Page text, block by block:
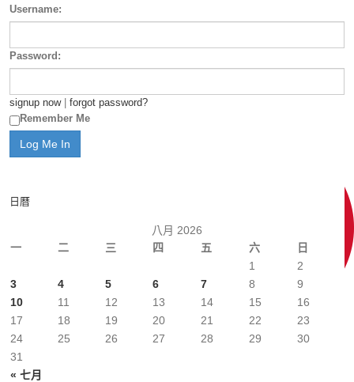
Username:
Password:
signup now| forgot password?
Remember Me
日曆
八月 2026
一
二 三 四 五 六 日
« 七月
1
2
3
4 5 6 7 8
9
10
11 12 13 14 15
16
17
18 19 20 21 22
23
24
25 26 27 28 29
30
31